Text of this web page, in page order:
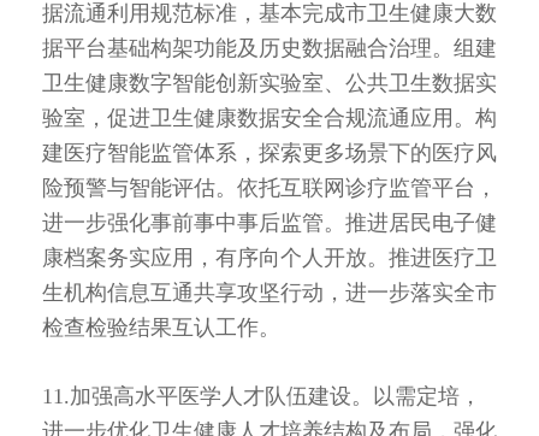
据流通利用规范标准，基本完成市卫生健康大数
据平台基础构架功能及历史数据融合治理。组建
卫生健康数字智能创新实验室、公共卫生数据实
验室，促进卫生健康数据安全合规流通应用。构
建医疗智能监管体系，探索更多场景下的医疗风
险预警与智能评估。依托互联网诊疗监管平台，
进一步强化事前事中事后监管。推进居民电子健
康档案务实应用，有序向个人开放。推进医疗卫
生机构信息互通共享攻坚行动，进一步落实全市
检查检验结果互认工作。
11.加强高水平医学人才队伍建设。以需定培，
进一步优化卫生健康人才培养结构及布局，强化